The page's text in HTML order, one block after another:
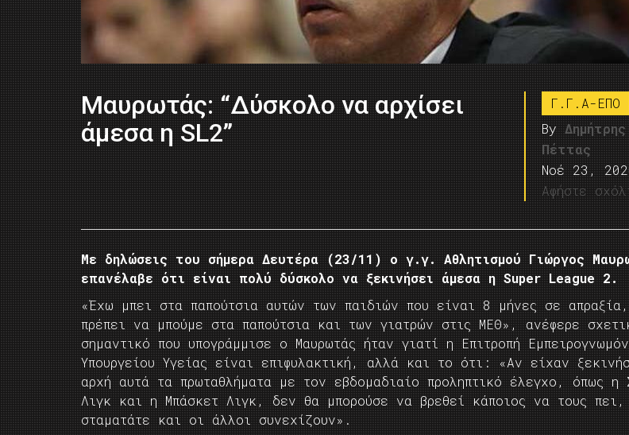
Μαυρωτάς: “Δύσκολο να αρχίσει
άμεσα η SL2”
Γ.Γ.Α-ΕΠΟ
By Δημήτρης
Πέττας
Νοέ 23,
Αφήστε
Με δηλώσεις του σήμερα Δευτέρα (23/11) ο γ.γ. Αθλητισμού Γιώργος
επανέλαβε ότι είναι πολύ δύσκολο να ξεκινήσει άμεσα η Super League 2.
«Έχω μπει στα παπούτσια αυτών των παιδιών που είναι 8 μήνες σε
πρέπει να μπούμε στα παπούτσια και των γιατρών στις ΜΕΘ», ανέφερε
σημαντικό που υπογράμμισε ο Μαυρωτάς ήταν γιατί η Επιτροπή
Υπουργείου Υγείας είναι επιφυλακτική, αλλά και το ότι: «Αν είχαν
αρχή αυτά τα πρωταθλήματα με τον εβδομαδιαίο προληπτικό έλεγχο, όπως η
Λιγκ και η Μπάσκετ Λιγκ, δεν θα μπορούσε να βρεθεί κάποιος να τους πει,
σταματάτε και οι άλλοι συνεχίζουν».